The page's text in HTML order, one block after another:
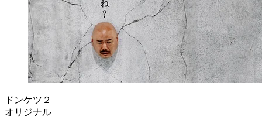
ドンケツ２
オリジナル